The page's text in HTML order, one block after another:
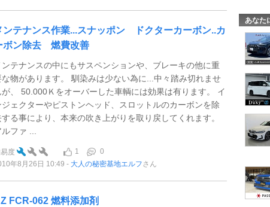
ンテナンス作業...スナッポン ドクターカーボン..カ
ボン除去 燃費改善
ンテナンスの中にもサスペンションや、ブレーキの他に重
な物があります。 馴染みは少ない為に...中々踏み切れませ
が、 50.000Ｋをオーバーした車輌には効果は有ります。 イ
ジェクターやピストンヘッド、スロットルのカーボンを除
する事により、本来の吹き上がりを取り戻してくれます。
ファ ...
度 1
0
年8月26日 10:49
大人の秘密基地エルフさん
FCR-062 燃料添加剤
あなた